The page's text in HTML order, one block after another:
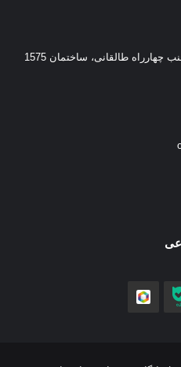
آدرس : تهران ، خیابان ولیعصر(عج)، جنب چهارراه طالقانی، ساختمان 1575
بله